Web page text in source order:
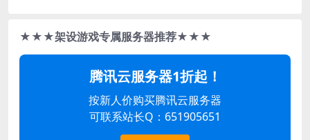
★★★架设游戏专属服务器推荐★★★
腾讯云服务器1折起！
按新人价购买腾讯云服务器
可联系站长Q：651905651